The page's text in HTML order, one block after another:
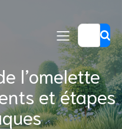
l’omelette
et étapes